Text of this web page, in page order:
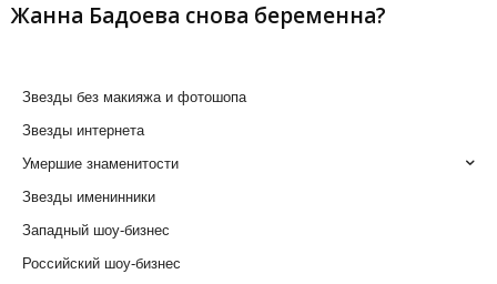
Жанна Бадоева снова беременна?
Звезды без макияжа и фотошопа
Звезды интернета
Умершие знаменитости
Звезды именинники
Западный шоу-бизнес
Российский шоу-бизнес